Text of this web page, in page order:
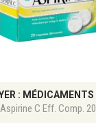
Aspirine C Eff. Comp. 20